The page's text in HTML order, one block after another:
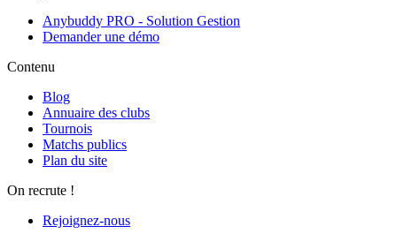
Anybuddy PRO - Solution Gestion
Demander une démo
Contenu
Blog
Annuaire des clubs
Tournois
Matchs publics
Plan du site
On recrute !
Rejoignez-nous